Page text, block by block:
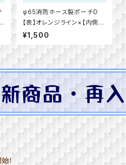
φ65消防ホース製ポーチD
【表】オレンジライン×【内側】
みどり色（ファスナー5色）
¥1,500
！